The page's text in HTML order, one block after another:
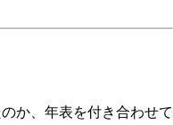
か、年表を付き合わせて